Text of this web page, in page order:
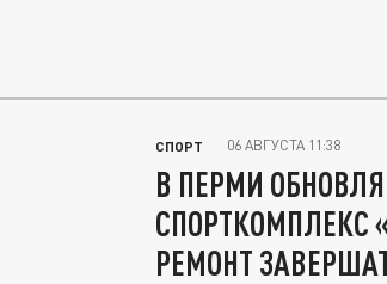
СПОРТ 06 АВГУСТА 11:38
В ПЕРМИ
СПОРТКОМПЛЕКС
РЕМОНТ